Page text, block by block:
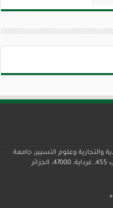
والتجارية وعلوم التسيير، جامعة